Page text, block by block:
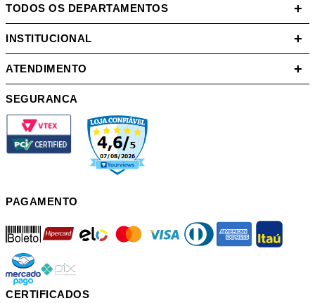
TODOS OS DEPARTAMENTOS +
INSTITUCIONAL +
ATENDIMENTO +
SEGURANCA
PAGAMENTO
boleto mastercard diners american itau
mercadopago
CERTIFICADOS